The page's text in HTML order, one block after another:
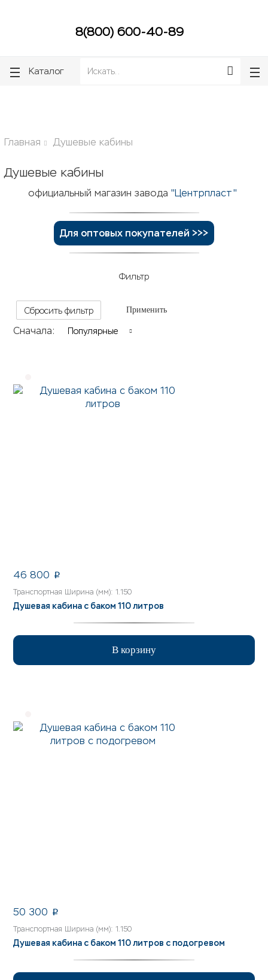
8(800) 600-40-89
Каталог
Главная Душевые кабины
Душевые кабины
официальный магазин завода "Центрпласт"
Для оптовых покупателей >>>
Фильтр
Сбросить фильтр Применить
Сначала: Популярные
46 800 p
Транспортная Ширина (мм): 1.150
Душевая кабина с баком 110 литров
В корзину
50 300 p
Транспортная Ширина (мм): 1.150
Душевая кабина с баком 110 литров с подогревом